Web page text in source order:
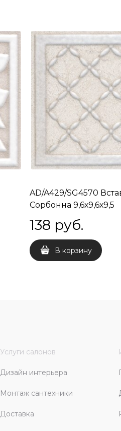
AD/A429/SG4570
Сорбонна 9,6х9,6х9,5
138 руб.
В корзину
Услуги салонов
Дизайн интерьера
Монтаж сантехники
Доставка